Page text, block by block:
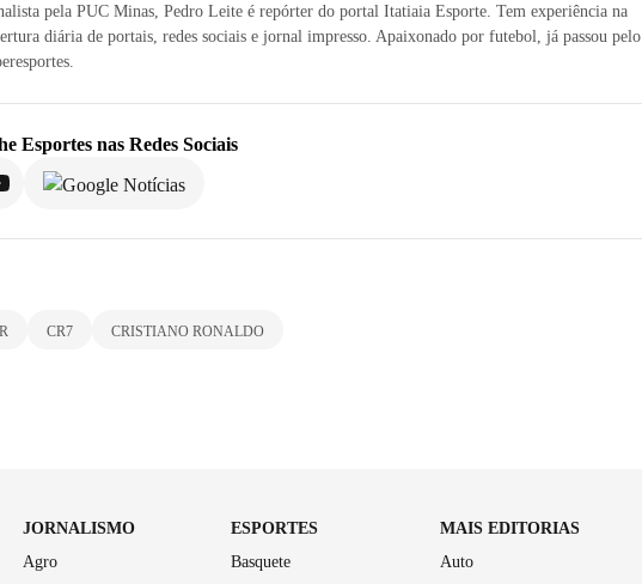
pela PUC Minas, Pedro Leite é repórter do portal Itatiaia Esporte. Tem experiência na
diária de portais, redes sociais e jornal impresso. Apaixonado por futebol, já passou pelo
Esportes nas Redes Sociais
CR7 CRISTIANO RONALDO
JORNALISMO
Agro
ESPORTES
Basquete
MAIS EDITORIAS
Auto